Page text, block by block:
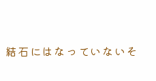
石にはなっていないそ